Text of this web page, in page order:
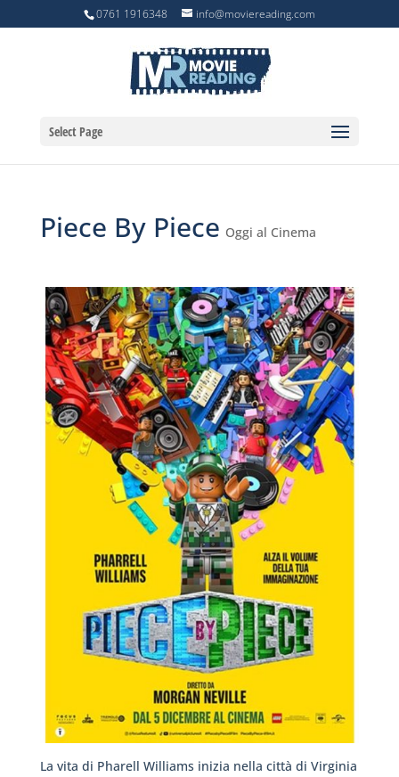
0761 1916348 info@moviereading.com
Select Page
Piece By Piece Oggi al Cinema
La vita di Pharell Williams inizia nella città di Virginia